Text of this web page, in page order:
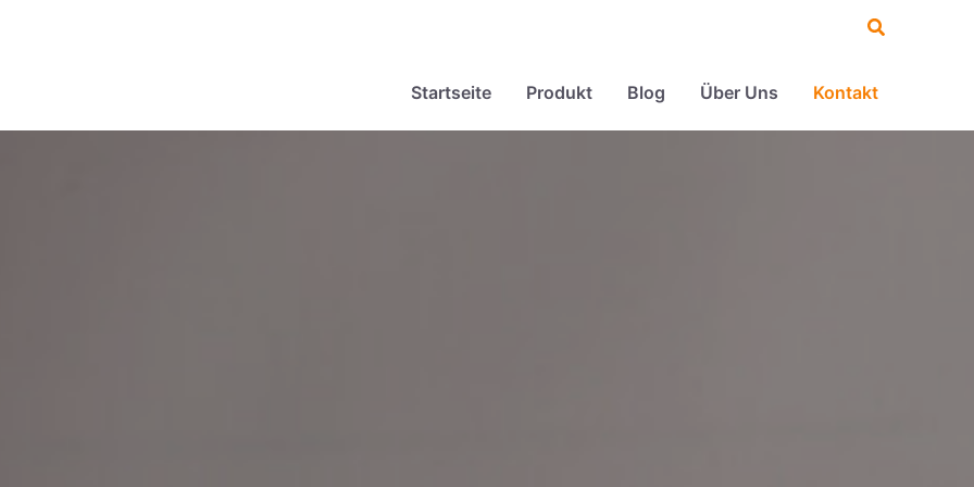
Suche
Startseite Produkt Blog Über Uns Kontakt